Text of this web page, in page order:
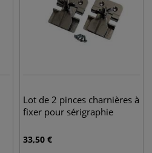
Lot de 2 pinces charnières à
fixer pour sérigraphie
33,50 €